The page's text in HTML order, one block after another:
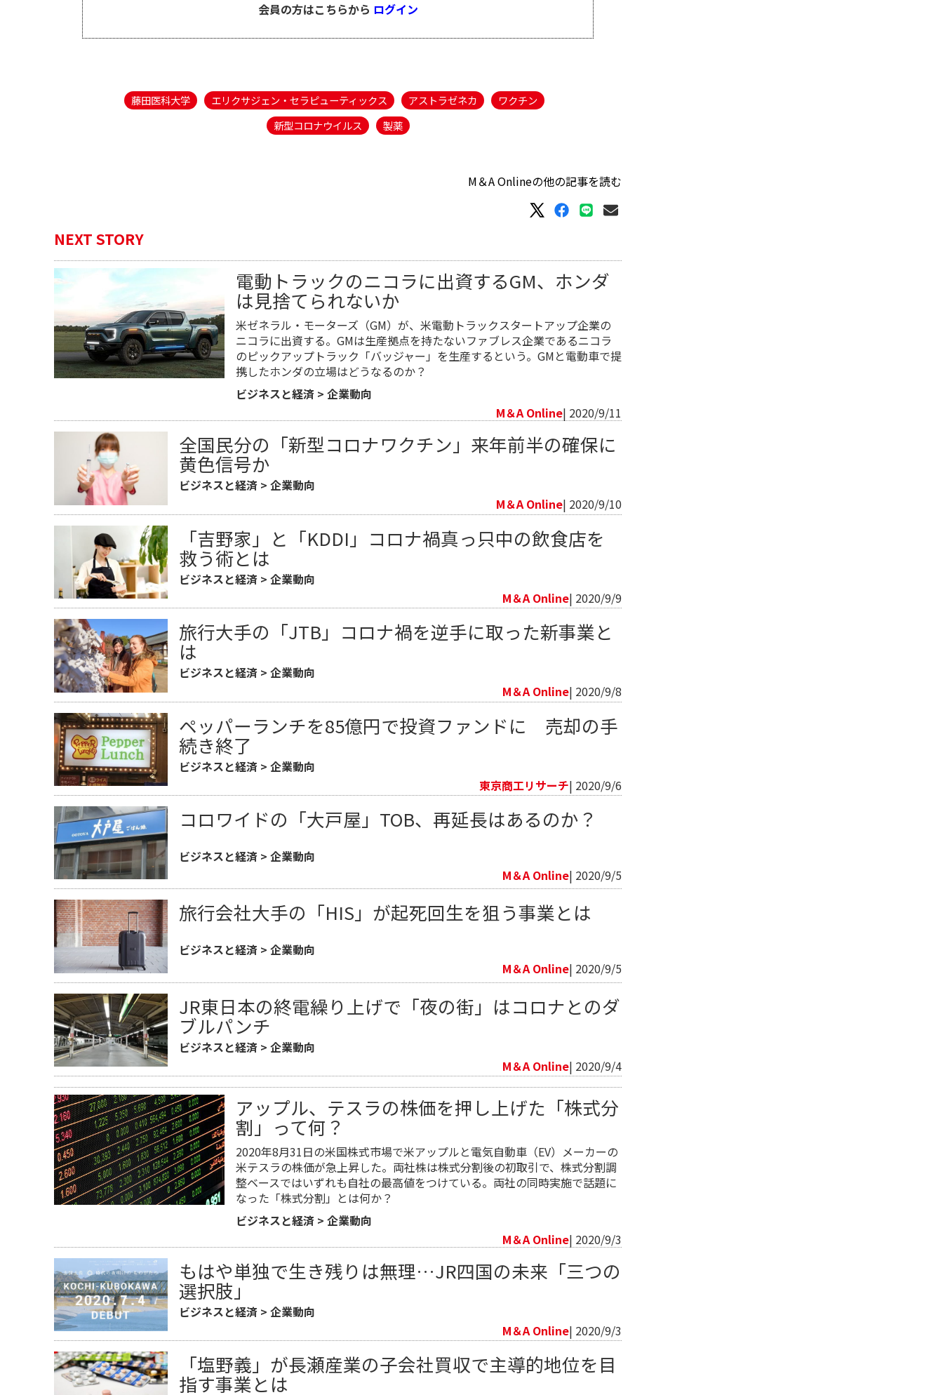
会員の方はこちらから ログイン
藤田医科大学 エリクサジェン・セラピューティックス アストラゼネカ
ワクチン
新型コロナウイルス
製薬
M＆A Onlineの他の記事を読む
NEXT STORY
電動トラックのニコラに出資するGM、ホンダ
は見捨てられないか
米ゼネラル・モーターズ（GM）が、米電動トラックスタートアップ企業の
ニコラに出資する。GMは生産拠点を持たないファブレス企業であるニコラ
のピックアップトラック「バッジャー」を生産するという。GMと電動車で提
携したホンダの立場はどうなるのか？
ビジネスと経済> 企業動向
M＆A Online| 2020/9/11
全国民分の「新型コロナワクチン」来年前半の確保に
黄色信号か
ビジネスと経済 >企業動向
M＆A Online| 2020/9/10
「吉野家」と「KDDI」コロナ禍真っ只中の飲食店を
救う術とは
ビジネスと経済 >企業動向
M＆A Online| 2020/9/9
旅行大手の「JTB」コロナ禍を逆手に取った新事業と
は
ビジネスと経済 >企業動向
M＆A Online| 2020/9/8
ペッパーランチを85億円で投資ファンドに 売却の手
続き終了
ビジネスと経済 >企業動向
東京商工リサーチ| 2020/9/6
コロワイドの「大戸屋」TOB、再延長はあるのか？
ビジネスと経済 >企業動向
M＆A Online| 2020/9/5
旅行会社大手の「HIS」が起死回生を狙う事業とは
ビジネスと経済 >企業動向
M＆A Online| 2020/9/5
JR東日本の終電繰り上げで「夜の街」はコロナとのダ
ブルパンチ
ビジネスと経済 >企業動向
M＆A Online| 2020/9/4
アップル、テスラの株価を押し上げた「株式分
割」って何？
2020年8月31日の米国株式市場で米アップルと電気自動車（EV）メーカーの
米テスラの株価が急上昇した。両社株は株式分割後の初取引で、株式分割調
整ベースではいずれも自社の最高値をつけている。両社の同時実施で話題に
なった「株式分割」とは何か？
ビジネスと経済> 企業動向
M＆A Online| 2020/9/3
もはや単独で生き残りは無理…JR四国の未来「三つの
選択肢」
ビジネスと経済 >企業動向
M＆A Online| 2020/9/3
「塩野義」が長瀬産業の子会社買収で主導的地位を目
指す事業とは